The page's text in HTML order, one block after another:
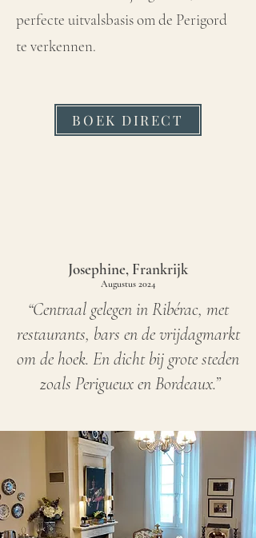
perfecte uitvalsbasis om de Perigord
te verkennen.
BOEK DIRECT
Josephine, Frankrijk
Augustus 2024
“Centraal gelegen in Ribérac, met
restaurants, bars en de vrijdagmarkt
om de hoek. En dicht bij grote steden
zoals Perigueux en Bordeaux.”